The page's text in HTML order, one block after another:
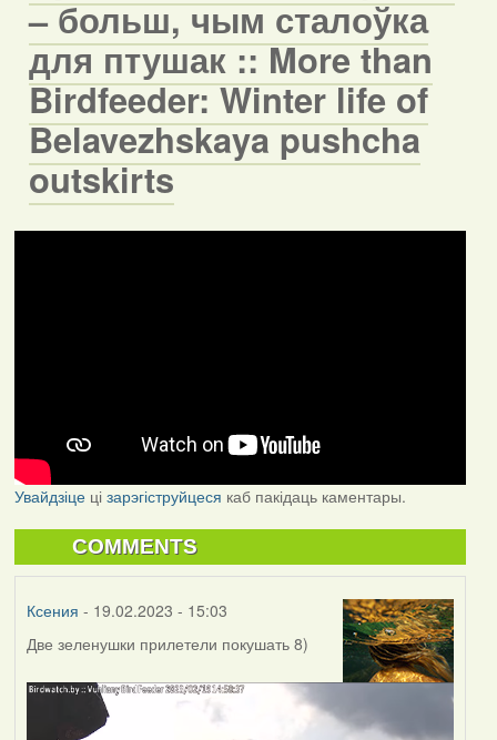
– больш, чым сталоўка
для птушак :: More than
Birdfeeder: Winter life of
Belavezhskaya pushcha
outskirts
Увайдзіцеці зарэгіструйцеся каб пакідаць каментары.
COMMENTS
Ксения - 19.02.2023 - 15:03
Две зеленушки прилетели покушать 8)